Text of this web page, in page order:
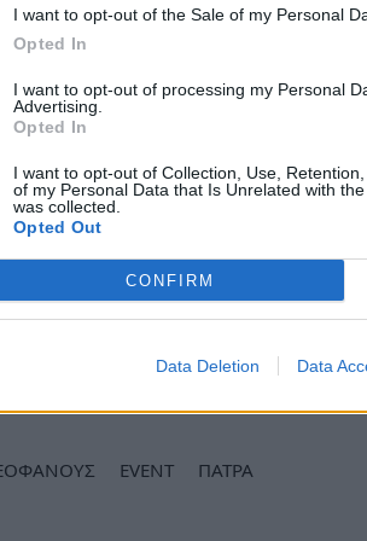
I want to opt-out of the Sale of my Personal
Opted In
I want to opt-out of processing my Personal
Advertising.
Opted In
I want to opt-out of Collection, Use,
of my Personal Data that Is Unrelated with
was collected.
Opted Out
CONFIRM
Data Deletion Data
News και μάθετε πρώτοι όλες
EVENT ΠΑΤΡΑ